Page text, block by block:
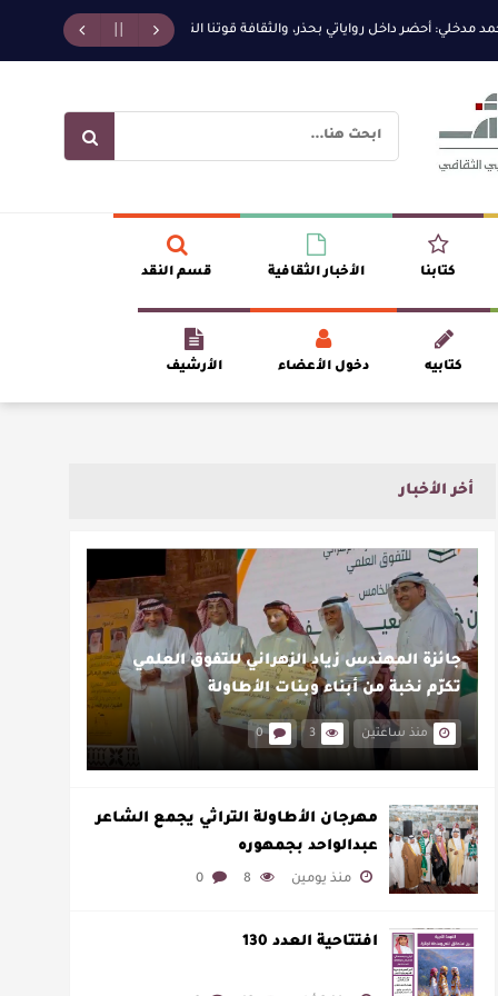
أحضر داخل رواياتي بحذر، والثقافة قوتنا الناعمة لمخاطبة العالم.
كتابنا الأخبار الثقافية قسم النقد
كتابيه دخول الأعضاء الأرشيف
أخر الأخبار
جائزة المهندس زياد الزهراني للتفوق العلمي
تكرّم نخبة من أبناء وبنات الأطاولة
منذ ساعتين 3
0
مهرجان الأطاولة التراثي يجمع الشاعر
عبدالواحد بجمهوره
منذ يومين 8
0
افتتاحية العدد 130